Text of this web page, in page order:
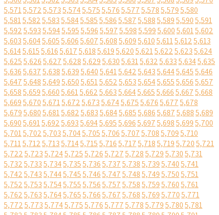
5,5715,5725,5735,5745,5755,5765,5775,5785,5795,580
5,5815,5825,5835,5845,5855,5865,5875,5885,5895,5905,591
5,5925,5935,5945,5955,5965,5975,5985,5995,6005,6015,602
5,6035,6045,6055,6065,6075,6085,6095,6105,6115,6125,613
5,6145,6155,6165,6175,6185,6195,6205,6215,6225,6235,624
5,6255,6265,6275,6285,6295,6305,6315,6325,6335,6345,635
5,6365,6375,6385,6395,6405,6415,6425,6435,6445,6455,646
5,6475,6485,6495,6505,6515,6525,6535,6545,6555,6565,657
5,6585,6595,6605,6615,6625,6635,6645,6655,6665,6675,668
5,6695,6705,6715,6725,6735,6745,6755,6765,6775,678
5,6795,6805,6815,6825,6835,6845,6855,6865,6875,6885,689
5,6905,6915,6925,6935,6945,6955,6965,6975,6985,6995,700
5,7015,7025,7035,7045,7055,7065,7075,7085,7095,710
5,7115,7125,7135,7145,7155,7165,7175,7185,7195,7205,721
5,7225,7235,7245,7255,7265,7275,7285,7295,7305,731
5,7325,7335,7345,7355,7365,7375,7385,7395,7405,741
5,7425,7435,7445,7455,7465,7475,7485,7495,7505,751
5,7525,7535,7545,7555,7565,7575,7585,7595,7605,761
5,7625,7635,7645,7655,7665,7675,7685,7695,7705,771
5,7725,7735,7745,7755,7765,7775,7785,7795,7805,781